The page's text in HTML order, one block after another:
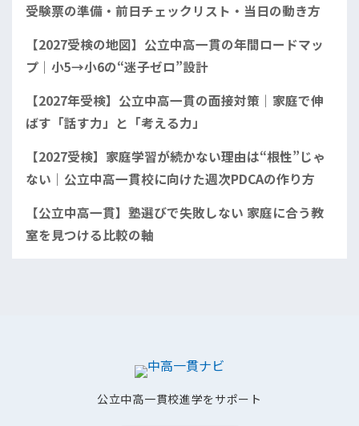
受験票の準備・前日チェックリスト・当日の動き方
【2027受検の地図】公立中高一貫の年間ロードマッ
プ｜小5→小6の“迷子ゼロ”設計
【2027年受検】公立中高一貫の面接対策｜家庭で伸
ばす「話す力」と「考える力」
【2027受検】家庭学習が続かない理由は“根性”じゃ
ない｜公立中高一貫校に向けた週次PDCAの作り方
【公立中高一貫】塾選びで失敗しない 家庭に合う教
室を見つける比較の軸
公立中高一貫校進学をサポート